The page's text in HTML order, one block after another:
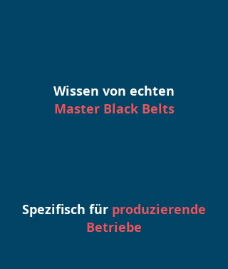
Wissen von echten
Master Black Belts
Spezifisch für produzierende
Betriebe